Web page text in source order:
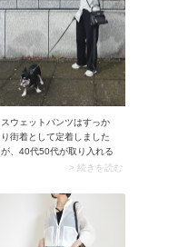
スウェットパンツはすっか
り街着として定着しました
が、40代50代が取り入れる
ときは「黒色＆ストレート
を選ぶのがおすすめ。ルー
ムウェアっぽさがグンと控
えめになりますよ。このス
ウェットパンツにハマるの
> 続きを読む